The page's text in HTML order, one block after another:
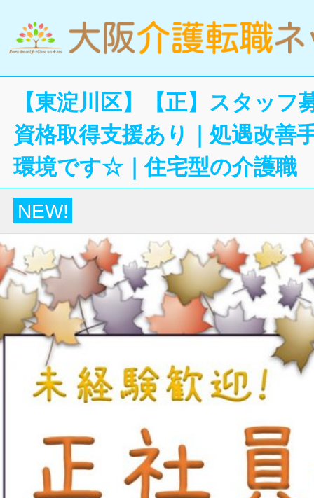
【東淀川区】【正】スタッフ
資格取得支援あり｜処遇改善
環境です☆｜住宅型の介護職
NEW!